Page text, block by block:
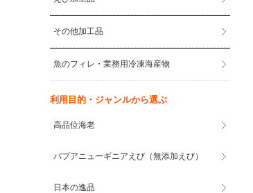
その他加工品
魚のフィレ・業務用冷凍海産物
利用目的・ジャンルから選ぶ
高品位海老
パプアニューギニアえび（無添加えび）
日本の逸品